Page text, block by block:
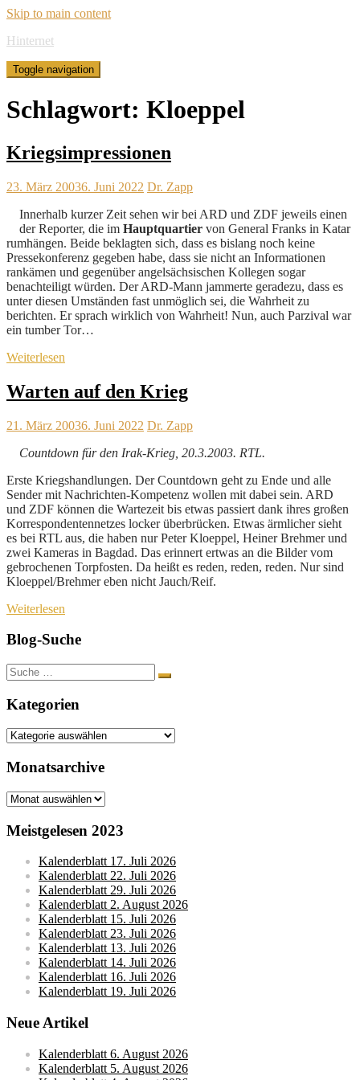
Skip to main content
Hinternet
Toggle navigation
Schlagwort: Kloeppel
Kriegsimpressionen
23. März 20036. Juni 2022 Dr. Zapp
Innerhalb kurzer Zeit sehen wir bei ARD und ZDF jeweils einen
der Reporter, die im Hauptquartier von General Franks in Katar
rumhängen. Beide beklagten sich, dass es bislang noch keine
Pressekonferenz gegeben habe, dass sie nicht an Informationen
rankämen und gegenüber angelsächsischen Kollegen sogar
benachteiligt würden. Der ARD-Mann jammerte geradezu, dass es
unter diesen Umständen fast unmöglich sei, die Wahrheit zu
berichten. Er sprach wirklich von Wahrheit! Nun, auch Parzival war
ein tumber Tor…
Weiterlesen
Warten auf den Krieg
21. März 20036. Juni 2022 Dr. Zapp
Countdown für den Irak-Krieg, 20.3.2003. RTL.
Erste Kriegshandlungen. Der Countdown geht zu Ende und alle
Sender mit Nachrichten-Kompetenz wollen mit dabei sein. ARD
und ZDF können die Wartezeit bis etwas passiert dank ihres großen
Korrespondentennetzes locker überbrücken. Etwas ärmlicher sieht
es bei RTL aus, die haben nur Peter Kloeppel, Heiner Brehmer und
zwei Kameras in Bagdad. Das erinnert ertwas an die Bilder vom
gebrochenen Torpfosten. Da heißt es reden, reden, reden. Nur sind
Kloeppel/Brehmer eben nicht Jauch/Reif.
Weiterlesen
Blog-Suche
Suche
nach:
Kategorien
Kategorien
Monatsarchive
Monatsarchive
Meistgelesen 2023
Kalenderblatt 17. Juli 2026
Kalenderblatt 22. Juli 2026
Kalenderblatt 29. Juli 2026
Kalenderblatt 2. August 2026
Kalenderblatt 15. Juli 2026
Kalenderblatt 23. Juli 2026
Kalenderblatt 13. Juli 2026
Kalenderblatt 14. Juli 2026
Kalenderblatt 16. Juli 2026
Kalenderblatt 19. Juli 2026
Neue Artikel
Kalenderblatt 6. August 2026
Kalenderblatt 5. August 2026